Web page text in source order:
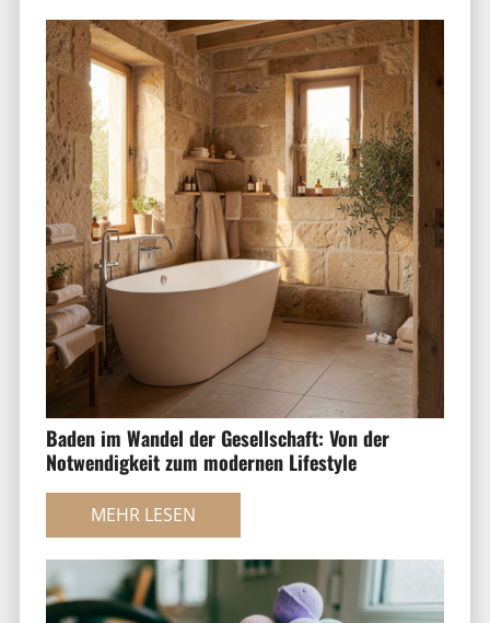
Baden im Wandel der Gesellschaft: Von der
Notwendigkeit zum modernen Lifestyle
MEHR LESEN